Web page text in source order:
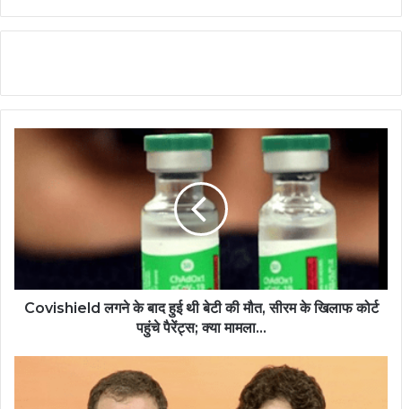
Covishield लगने के बाद हुई थी बेटी की मौत, सीरम के खिलाफ कोर्ट
पहुंचे पैरेंट्स; क्या मामला...